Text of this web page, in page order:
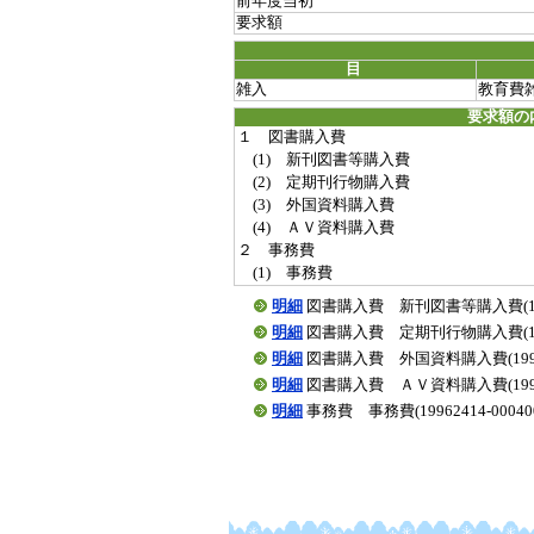
要求額
目
雑入
教育費
要求額の
１ 図書購入費
(1) 新刊図書等購入費
(2) 定期刊行物購入費
(3) 外国資料購入費
(4) ＡＶ資料購入費
２ 事務費
(1) 事務費
明細 図書購入費 新刊図書等購入費
明細 図書購入費 定期刊行物購入費
明細 図書購入費 外国資料購入費
明細 図書購入費 ＡＶ資料購入費
明細 事務費 事務費(19962414-